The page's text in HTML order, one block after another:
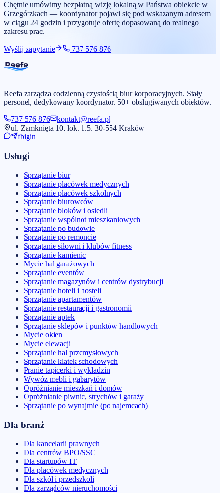
Chętnie umówimy bezpłatną wizję lokalną w Państwa obiekcie w
Grzegórzkach — koordynator pojawi się pod wskazanym adresem
w ciągu 24 godzin i przygotuje ofertę dopasowaną do realnego
zakresu prac.
Wyślij zapytanie 737 576 876
Reefa zarządza codzienną czystością biur korporacyjnych. Stały
personel, dedykowany koordynator. 50+ obsługiwanych obiektów.
737 576 876
kontakt@reefa.pl
ul. Zamknięta 10, lok. 1.5, 30-554 Kraków
fbigin
Usługi
Sprzątanie biur
Sprzątanie placówek medycznych
Sprzątanie placówek szkolnych
Sprzątanie biurowców
Sprzątanie bloków i osiedli
Sprzątanie wspólnot mieszkaniowych
Sprzątanie po budowie
Sprzątanie po remoncie
Sprzątanie siłowni i klubów fitness
Sprzątanie kamienic
Mycie hal garażowych
Sprzątanie eventów
Sprzątanie magazynów i centrów dystrybucji
Sprzątanie hoteli i hosteli
Sprzątanie apartamentów
Sprzątanie restauracji i gastronomii
Sprzątanie aptek
Sprzątanie sklepów i punktów handlowych
Mycie okien
Mycie elewacji
Sprzątanie hal przemysłowych
Sprzątanie klatek schodowych
Pranie tapicerki i wykładzin
Wywóz mebli i gabarytów
Opróżnianie mieszkań i domów
Opróżnianie piwnic, strychów i garaży
Sprzątanie po wynajmie (po najemcach)
Dla branż
Dla kancelarii prawnych
Dla centrów BPO/SSC
Dla startupów IT
Dla placówek medycznych
Dla szkół i przedszkoli
Dla zarządców nieruchomości